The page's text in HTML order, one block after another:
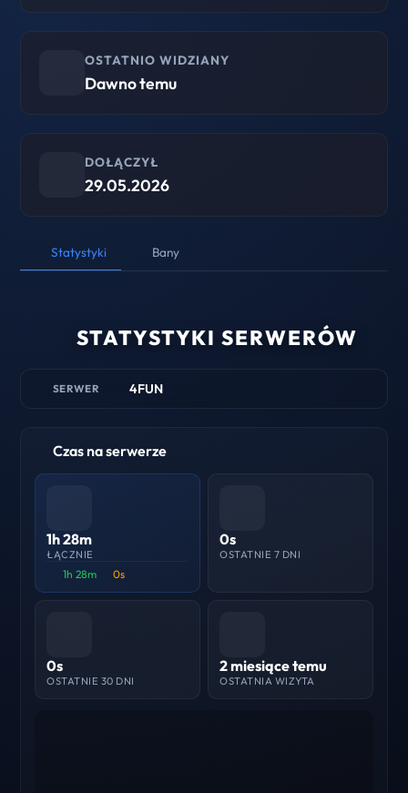
OSTATNIO WIDZIANY
Dawno temu
DOŁĄCZYŁ
29.05.2026
Statystyki Bany
STATYSTYKI SERWERÓW
SERWER 4FUN
Czas na serwerze
1h 28m
ŁĄCZNIE
1h 28m 0s
0s
OSTATNIE 7 DNI
0s
OSTATNIE 30 DNI
2 miesiące temu
OSTATNIA WIZYTA